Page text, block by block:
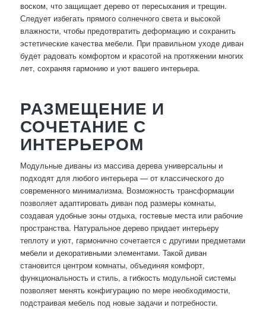
воском, что защищает дерево от пересыхания и трещин.
Следует избегать прямого солнечного света и высокой
влажности, чтобы предотвратить деформацию и сохранить
эстетические качества мебели. При правильном уходе диван
будет радовать комфортом и красотой на протяжении многих
лет, сохраняя гармонию и уют вашего интерьера.
РАЗМЕЩЕНИЕ И
СОЧЕТАНИЕ С
ИНТЕРЬЕРОМ
Модульные диваны из массива дерева универсальны и
подходят для любого интерьера — от классического до
современного минимализма. Возможность трансформации
позволяет адаптировать диван под размеры комнаты,
создавая удобные зоны отдыха, гостевые места или рабочие
пространства. Натуральное дерево придает интерьеру
теплоту и уют, гармонично сочетается с другими предметами
мебели и декоративными элементами. Такой диван
становится центром комнаты, объединяя комфорт,
функциональность и стиль, а гибкость модульной системы
позволяет менять конфигурацию по мере необходимости,
подстраивая мебель под новые задачи и потребности.